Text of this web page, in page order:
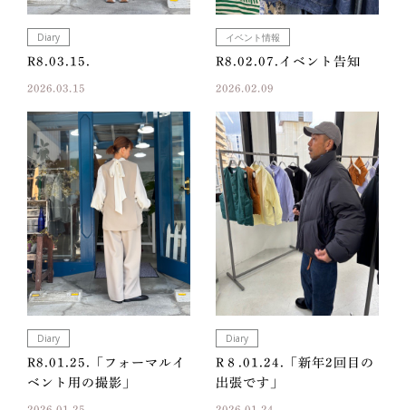
Diary
R8.03.15.
2026.03.15
イベント情報
R8.02.07.イベント告知
2026.02.09
Diary
R8.01.25.「フォーマルイ
ベント用の撮影」
Diary
R８.01.24.「新年2回目の
出張です」